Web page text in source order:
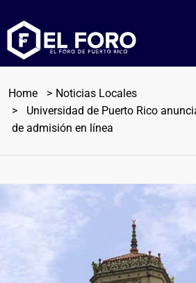
Home
Noticias Locales
Universidad de Puerto Rico
de admisión en línea